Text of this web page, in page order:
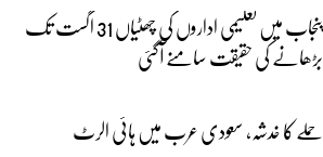
پنجاب میں تعلیمی اداروں کی چھٹیاں 31 اگست تک
بڑھانے کی حقیقت سامنے آگئی
حملے کا خدشہ، سعودی عرب میں ہائی الرٹ